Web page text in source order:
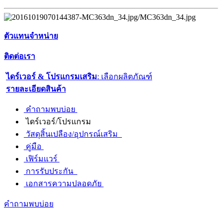
ตัวแทนจำหน่าย
ติดต่อเรา
ไดร์เวอร์ & โปรแกรมเสริม: เลือกผลิตภัณฑ์
รายละเอียดสินค้า
คำถามพบบ่อย
ไดร์เวอร์/โปรแกรม
วัสดุสิ้นเปลือง/อุปกรณ์เสริม
คู่มือ
เฟิร์มแวร์
การรับประกัน
เอกสารความปลอดภัย
คำถามพบบ่อย